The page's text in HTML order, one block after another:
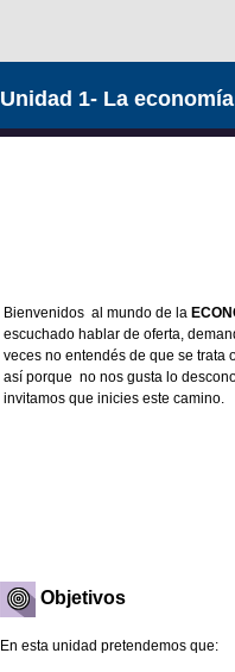
Unidad 1- La
Bienvenidos al mundo de la
escuchado hablar de oferta,
veces no entendés de que se trata
así porque no nos gusta lo
invitamos que inicies este camino.
Objetivos
En esta unidad pretendemos que: